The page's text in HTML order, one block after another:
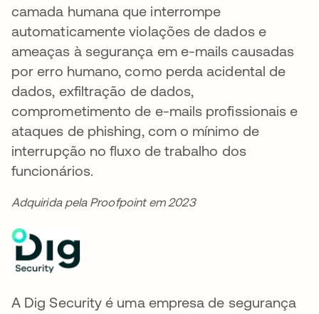
camada humana que interrompe
automaticamente violações de dados e
ameaças à segurança em e-mails causadas
por erro humano, como perda acidental de
dados, exfiltração de dados,
comprometimento de e-mails profissionais e
ataques de phishing, com o mínimo de
interrupção no fluxo de trabalho dos
funcionários.
Adquirida pela Proofpoint em 2023
A Dig Security é uma empresa de segurança